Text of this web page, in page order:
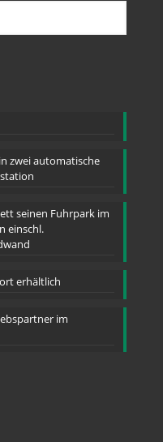
zwei automatische
seinen Fuhrpark im
einschl.
erhältlich
im